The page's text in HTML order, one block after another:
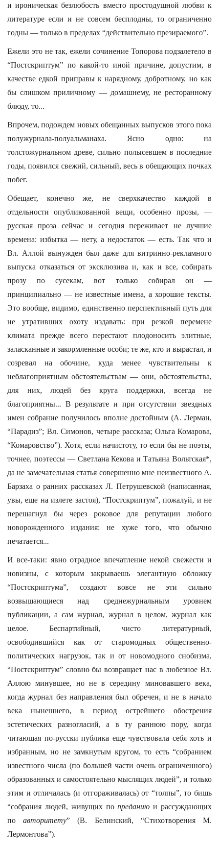
и ироническая безлюбость вместо простодушной любви к
литературе если и не совсем бесплодны, то ограниченно
годны — только в пределах “действительно презираемого”.
Ежели это не так, ежели сочинение Топорова подзалетело в
“Постскриптум” по какой-то иной причине, допустим, в
качестве едкой приправы к нарядному, добротному, но как
бы слишком приличному — домашнему, не ресторанному
блюду, то...
Впрочем, подождем новых обещанных выпусков этого пока
полужурнала-полуальманаха. Ясно одно: на
толстожурнальном древе, сильно полысевшем в последние
годы, появился свежий, сильный, весь в обещающих почках
побег.
Обещает, конечно же, не сверхкачество каждой в
отдельности опубликованной вещи, особенно прозы, —
русская проза сейчас и сегодня переживает не лучшие
времена: избытка — нету, а недостаток — есть. Так что и
Вл. Аллой вынужден был даже для витринно-рекламного
выпуска отказаться от эксклюзива и, как и все, собирать
прозу по сусекам, вот только собирал он —
принципиально — не известные имена, а хорошие тексты.
Это вообще, видимо, единственно перспективный путь для
не утративших охоту издавать: при резкой перемене
климата прежде всего перестают плодоносить элитные,
заласканные и закормленные особи; те же, кто и вырастал, и
созревал на обочине, куда менее чувствительны к
неблагоприятным обстоятельствам — они, обстоятельства,
для них, людей без круга поддержки, всегда не
благоприятны... В результате и при отсутствии звездных
имен собрание получилось вполне достойным (А. Лерман,
“Парадиз”; Вл. Симонов, четыре рассказа; Ольга Комарова,
“Комаровство”). Хотя, если начистоту, то если бы не поэты,
точнее, поэтессы — Светлана Кекова и Татьяна Вольтская*,
да не замечательная статья совершенно мне неизвестного А.
Барзаха о ранних рассказах Л. Петрушевской (написанная,
увы, еще на излете застоя), “Постскриптум”, пожалуй, и не
перешагнул бы через роковое для репутации любого
новорожденного издания: не хуже того, что обычно
печатается...
И все-таки: явно отрадное впечатление некой свежести и
новизны, с которым закрываешь элегантную обложку
“Постскриптума”, создают вовсе не эти сильно
возвышающиеся над среднежурнальным уровнем
публикации, а сам журнал, журнал в целом, журнал как
целое. Беспартийный, чисто литературный,
освободившийся как от старомодных общественно-
политических нагрузок, так и от новомодного снобизма,
“Постскриптум” словно бы возвращает нас в любезное Вл.
Аллою минувшее, но не в середину миновавшего века,
когда журнал без направления был обречен, и не в начало
века нынешнего, в период острейшего обострения
эстетических разногласий, а в ту раннюю пору, когда
читающая по-русски публика еще чувствовала себя хоть и
избранным, но не замкнутым кругом, то есть “собранием
известного числа (по большей части очень ограниченного)
образованных и самостоятельно мыслящих людей”, и только
этим и отличалась (и отгораживалась) от “толпы”, то бишь
“собрания людей, живущих попреданию и рассуждающих
поавторитету” (В. Белинский, “Стихотворения М.
Лермонтова”).